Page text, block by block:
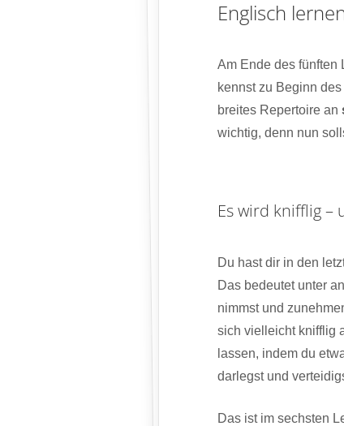
Englisch
Am Ende des fünften
kennst zu Beginn
breites Repertoire an
wichtig, denn nun
Es wird knifflig –
Du hast dir in den
Das bedeutet unter
nimmst und
sich vielleicht knifflig
lassen, indem du
darlegst und
Das ist im sechsten